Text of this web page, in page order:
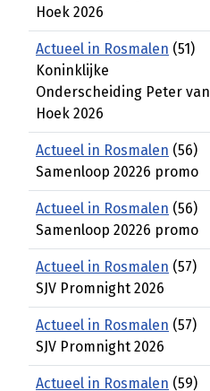
Hoek 2026
Actueel in Rosmalen (51)
Koninklijke
Onderscheiding Peter van
Hoek 2026
Actueel in Rosmalen (56)
Samenloop 20226 promo
Actueel in Rosmalen (56)
Samenloop 20226 promo
Actueel in Rosmalen (57)
SJV Promnight 2026
Actueel in Rosmalen (57)
SJV Promnight 2026
Actueel in Rosmalen (59)